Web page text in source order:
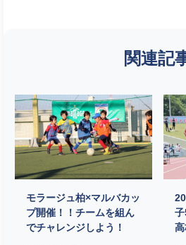
関連記
モラージュ柏×マルバカッ
プ開催！！チームを組ん
でチャレンジしよう！